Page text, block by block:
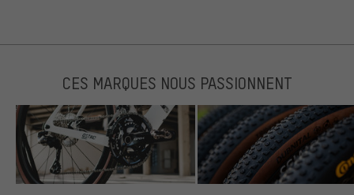
CES MARQUES NOUS PASSIONNENT